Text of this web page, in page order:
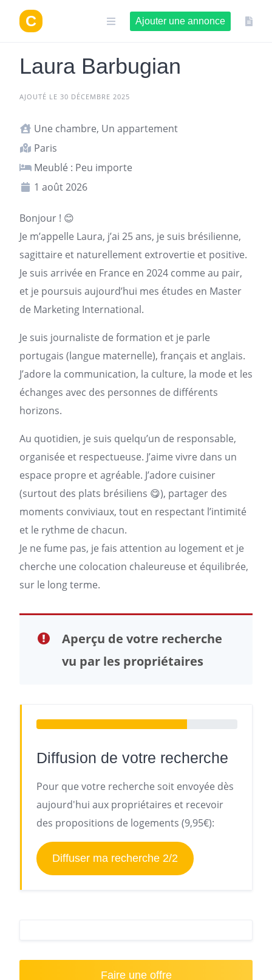
contenu
Ajouter une annonce
Laura Barbugian
AJOUTÉ LE 30 DÉCEMBRE 2025
Une chambre, Un appartement
Paris
Meublé : Peu importe
1 août 2026
Bonjour ! 😊
Je m’appelle Laura, j’ai 25 ans, je suis brésilienne,
sagittaire et naturellement extrovertie et positive.
Je suis arrivée en France en 2024 comme au pair,
et je poursuis aujourd’hui mes études en Master
de Marketing International.
Je suis journaliste de formation et je parle
portugais (langue maternelle), français et anglais.
J’adore la communication, la culture, la mode et les
échanges avec des personnes de différents
horizons.
Au quotidien, je suis quelqu’un de responsable,
organisée et respectueuse. J’aime vivre dans un
espace propre et agréable. J’adore cuisiner
(surtout des plats brésiliens 😋), partager des
moments conviviaux, tout en respectant l’intimité
et le rythme de chacun.
Je ne fume pas, je fais attention au logement et je
cherche une colocation chaleureuse et équilibrée,
sur le long terme.
Aperçu de votre recherche
vu par les propriétaires
Diffusion de votre recherche
Pour que votre recherche soit envoyée dès
aujourd'hui aux propriétaires et recevoir
des propositions de logements (9,95€):
Diffuser ma recherche 2/2
Faire une offre